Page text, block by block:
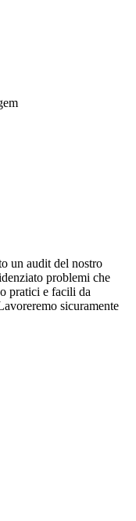
un audit del nostro
problemi che
pratici e facili da
sicuramente